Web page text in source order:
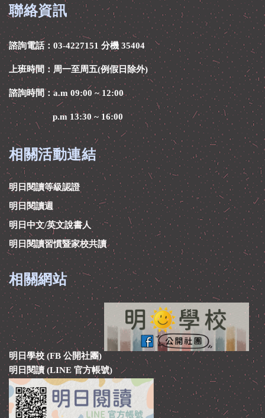
聯絡資訊
諮詢電話：03-4227151 分機 35404
上班時間：周一至周五(例假日除外)
諮詢時間：a.m 09:00 ~ 12:00
p.m 13:30 ~ 16:00
相關活動連結
明日閱讀等級認證
明日閱讀週
明日中文/英文說書人
明日閱讀習慣暨家校共讀
相關網站
明日學校 (FB 公開社團)
明日閱讀 (LINE 官方帳號)